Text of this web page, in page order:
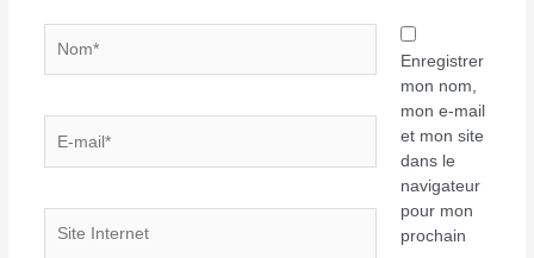
mail*
Internet
Enregistrer
mon nom,
mon e-mail
et mon site
dans le
navigateur
pour mon
prochain